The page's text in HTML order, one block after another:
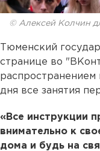
© Алексей Колчин
Тюменский
странице во
распространением
дня все занятия
«Все инструкции
внимательно к
дома и будь на